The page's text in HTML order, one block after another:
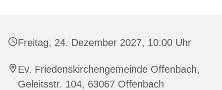
Freitag, 24. Dezember 2027, 10:00 Uhr
Ev. Friedenskirchengemeinde Offenbach,
Geleitsstr. 104, 63067 Offenbach